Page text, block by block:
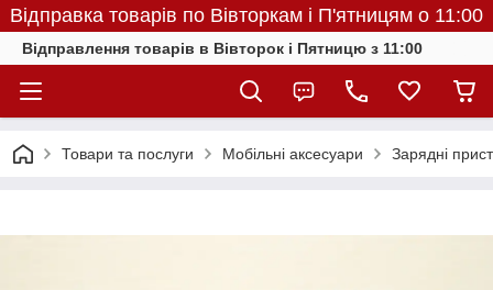
Відправка товарів по Вівторкам і П'ятницям о 11:00
Відправлення товарів в Вівторок і Пятницю з 11:00
Товари та послуги Мобільні аксесуари Зарядні